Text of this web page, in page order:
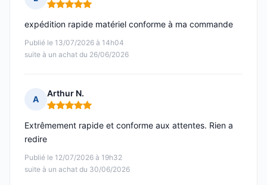
Note : 5 sur 5
Publié le 13/07/2026 à 14h04
suite à un achat du 26/06/2026
expédition rapide matériel conforme à ma commande
A
Arthur N.
Note : 5 sur 5
Publié le 12/07/2026 à 19h32
suite à un achat du 30/06/2026
Extrêmement rapide et conforme aux attentes. Rien a
redire